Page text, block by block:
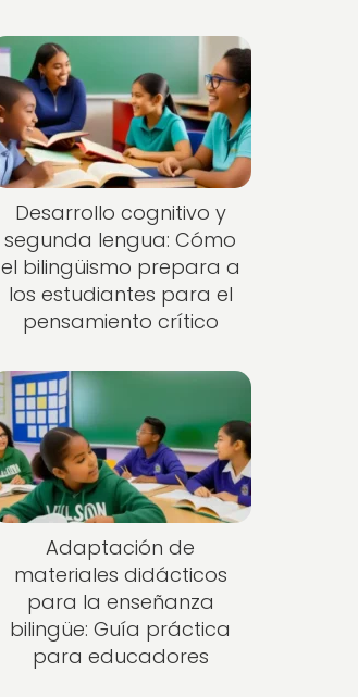
Desarrollo cognitivo y
segunda lengua: Cómo
el bilingüismo prepara a
los estudiantes para el
pensamiento crítico
Adaptación de
materiales didácticos
para la enseñanza
bilingüe: Guía práctica
para educadores